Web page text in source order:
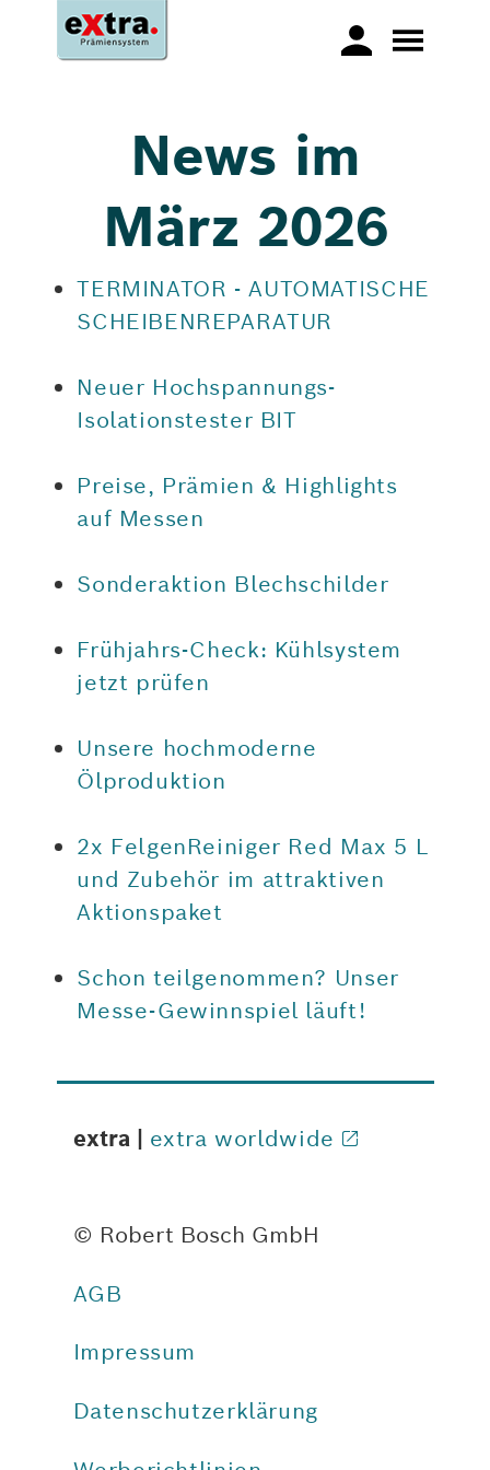
News im
März 2026
TERMINATOR - AUTOMATISCHE
SCHEIBENREPARATUR
Neuer Hochspannungs-
Isolationstester BIT
Preise, Prämien & Highlights
auf Messen
Sonderaktion Blechschilder
Frühjahrs-Check: Kühlsystem
jetzt prüfen
Unsere hochmoderne
Ölproduktion
2x FelgenReiniger Red Max 5 L
und Zubehör im attraktiven
Aktionspaket
Schon teilgenommen? Unser
Messe-Gewinnspiel läuft!
extra | extra worldwide
© Robert Bosch GmbH
AGB
Impressum
Datenschutzerklärung